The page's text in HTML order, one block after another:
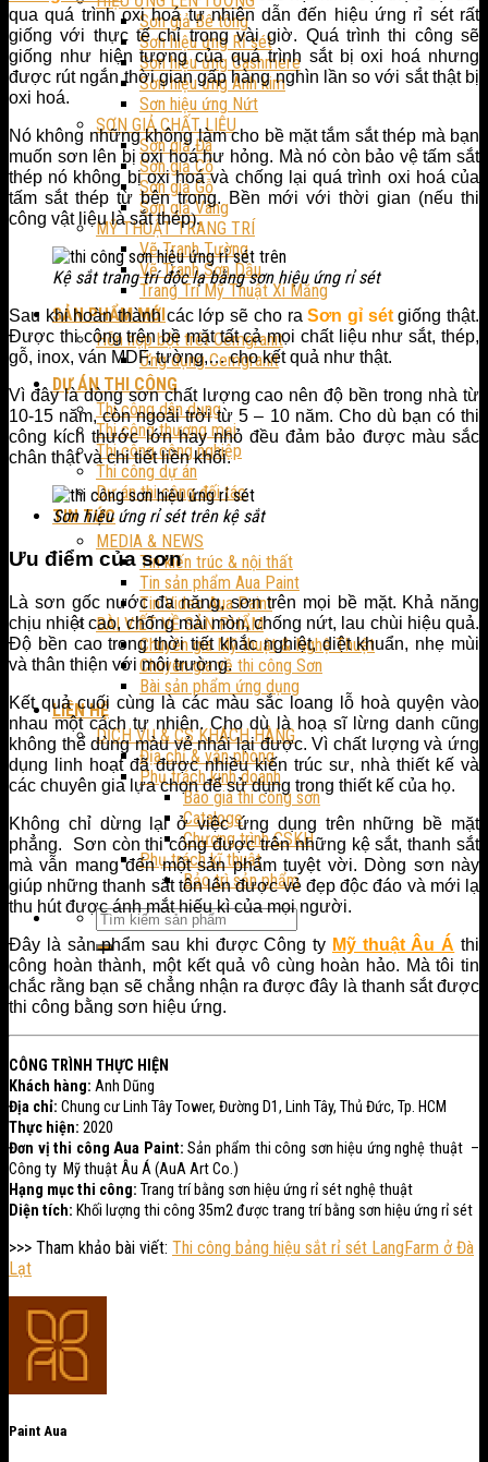
Sơn giả Bê tông
Sơn hiệu ứng Rỉ sét
Sơn hiệu ứng Cashmere
Sơn hiệu ứng Ánh kim
Sơn hiệu ứng Nứt
SƠN GIẢ CHẤT LIỆU
Sơn giả Đá
Sơn giả Cổ
Sơn giả Gỗ
Sơn giả Vàng
MỸ THUẬT TRANG TRÍ
Vẽ Tranh Tường
Vẽ Tranh Sơn Dầu
Trang Trí Mỹ Thuật Xi Măng
SẢN PHẨM MỚI
Hỗn hợp bột trét Cemgranit
Ứng dụng Cemgranit
DỰ ÁN THI CÔNG
Thi công dân dụng
Thi công thương mại
Thi công công nghiệp
Thi công dự án
Dự án thi công đối tác
TIN TỨC
MEDIA & NEWS
Tin kiến trúc & nội thất
Tin sản phẩm Aua Paint
Tin Video Aua Paint
BÀI VIẾT VỀ SẢN PHẨM
Chuyên gia Mỹ thuật & Nghệ Thuật
Chuyên gia về thi công Sơn
Bài sản phẩm ứng dụng
LIÊN HỆ
DỊCH VỤ & CS KHÁCH HÀNG
Địa chỉ & văn phòng
Phụ trách kinh doanh
Báo giá thi công sơn
Cataloge
Chương trình CSKH
Phụ trách kĩ thuật
Bảo trì sản phẩm
qua quá trình oxi hoá tự nhiên dẫn đến hiệu ứng rỉ sét rất
giống với thực tế chỉ trong vài giờ. Quá trình thi công sẽ
giống như hiện tượng của quá trình sắt bị oxi hoá nhưng
được rút ngắn thời gian gấp hàng nghìn lần so với sắt thật bị
oxi hoá.
Nó không những không làm cho bề mặt tắm sắt thép mà bạn
muốn sơn lên bị oxi hoá hư hỏng. Mà nó còn bảo vệ tấm sắt
thép nó không bị oxi hoá và chống lại quá trình oxi hoá của
tấm sắt thép từ bên trong. Bền mới với thời gian (nếu thi
công vật liệu là sắt thép).
Kệ sắt trang trí độc lạ bằng sơn hiệu ứng rỉ sét
Sau khi hoàn thành các lớp sẽ cho ra Sơn gỉ sétgiống thật.
Được thi công trên bề mặt tất cả mọi chất liệu như sắt, thép,
gỗ, inox, ván MDF, tường,… cho kết quả như thật.
Vì đây là dòng sơn chất lượng cao nên độ bền trong nhà từ
10-15 năm, còn ngoài trời từ 5 – 10 năm. Cho dù bạn có thi
công kích thước lớn hay nhỏ đều đảm bảo được màu sắc
chân thật và chi tiết liền khối.
Sơn hiệu ứng rỉ sét trên kệ sắt
Ưu điểm của sơn
Là sơn gốc nước đa năng, sơn trên mọi bề mặt. Khả năng
chịu nhiệt cao, chống mài mòn, chống nứt, lau chùi hiệu quả.
Độ bền cao trong thời tiết khắc nghiệt, diệt khuẩn, nhẹ mùi
và thân thiện với môi trường.
Kết quả cuối cùng là các màu sắc loang lỗ hoà quyện vào
nhau một cách tự nhiên. Cho dù là hoạ sĩ lừng danh cũng
không thể dùng màu vẻ nhái lại được. Vì chất lượng và ứng
dụng linh hoạt đã được nhiều kiến trúc sư, nhà thiết kế và
các chuyên gia lựa chọn để sử dụng trong thiết kế của họ.
Không chỉ dừng lại ở việc ứng dụng trên những bề mặt
phẳng. Sơn còn thi công được trên những kệ sắt, thanh sắt
mà vẫn mang đến một sản phẩm tuyệt vời. Dòng sơn này
giúp những thanh sắt tôn lên được vẻ đẹp độc đáo và mới lạ
thu hút được ánh mắt hiếu kì của mọi người.
Đây là sản phẩm sau khi được Công ty Mỹ thuật Âu Á thi
công hoàn thành, một kết quả vô cùng hoàn hảo. Mà tôi tin
chắc rằng bạn sẽ chẳng nhận ra được đây là thanh sắt được
thi công bằng sơn hiệu ứng.
CÔNG TRÌNH THỰC HIỆN
Khách hàng: Anh Dũng
Địa chỉ: Chung cư Linh Tây Tower, Đường D1, Linh Tây, Thủ Đức, Tp. HCM
Thực hiện: 2020
Đơn vị thi công Aua Paint: Sản phẩm thi công sơn hiệu ứng nghệ thuật –
Công ty Mỹ thuật Âu Á (AuA Art Co.)
Hạng mục thi công: Trang trí bằng sơn hiệu ứng rỉ sét nghệ thuật
Diện tích: Khối lượng thi công 35m2 được trang trí bằng sơn hiệu ứng rỉ sét
>>> Tham khảo bài viết: Thi công bảng hiệu sắt rỉ sét LangFarm ở Đà
Lạt
Paint Aua